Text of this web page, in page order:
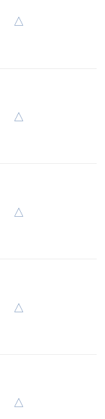
△
△
△
△
△